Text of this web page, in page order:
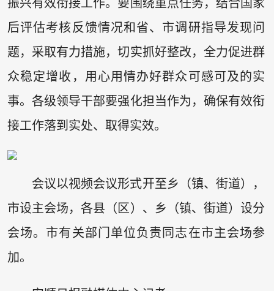
振兴有效衔接工作。要围绕重点任务，结合国家
后评估考核反馈情况和省、市调研指导发现问
题，采取有力措施，切实抓好整改，全力促进群
众稳定增收，用心用情办好群众可感可及的实
事。各级领导干部要强化担当作为，确保有效衔
接工作落到实处、取得实效。
会议以视频会议形式开至乡（镇、街道），
市设主会场，各县（区）、乡（镇、街道）设分
会场。市有关部门单位负责同志在市主会场参
加。